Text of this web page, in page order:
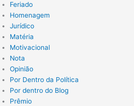
Feriado
Homenagem
Jurídico
Matéria
Motivacional
Nota
Opinião
Por Dentro da Política
Por dentro do Blog
Prêmio